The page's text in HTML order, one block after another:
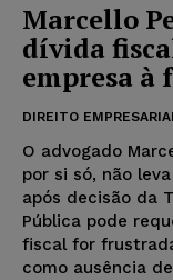
Marcello
dívida
empresa à
DIREITO
O advogado
por si só, não
após decisão da
Pública pode
fiscal for
como ausência